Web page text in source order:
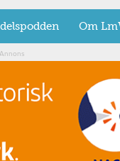
Om
Annons